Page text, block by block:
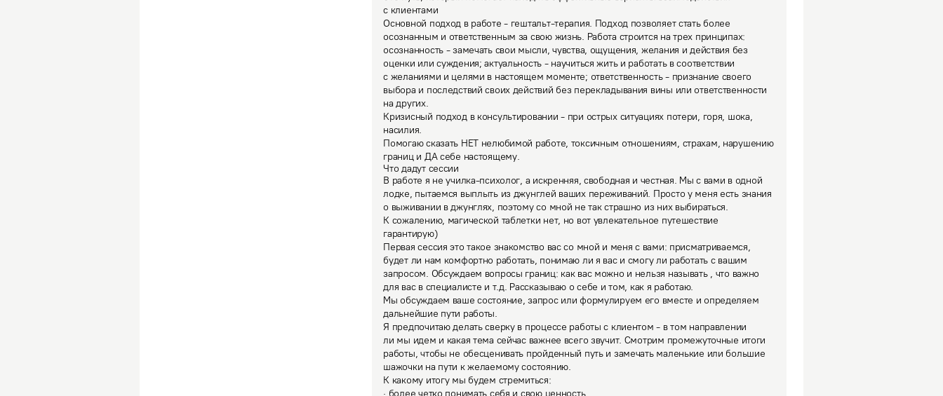
с клиентами
Основной подход в работе - гештальт-терапия. Подход позволяет стать более
осознанным и ответственным за свою жизнь. Работа строится на трех принципах:
осознанность - замечать свои мысли, чувства, ощущения, желания и действия без
оценки или суждения; актуальность - научиться жить и работать в соответствии
с желаниями и целями в настоящем моменте; ответственность - признание своего
выбора и последствий своих действий без перекладывания вины или ответственности
на других.
Кризисный подход в консультировании - при острых ситуациях потери, горя, шока,
насилия.
Помогаю сказать НЕТ нелюбимой работе, токсичным отношениям, страхам, нарушению
границ и ДА себе настоящему.
Что дадут сессии
В работе я не училка-психолог, а искренняя, свободная и честная. Мы с вами в одной
лодке, пытаемся выплыть из джунглей ваших переживаний. Просто у меня есть знания
о выживании в джунглях, поэтому со мной не так страшно из них выбираться.
К сожалению, магической таблетки нет, но вот увлекательное путешествие
гарантирую)
Первая сессия это такое знакомство вас со мной и меня с вами: присматриваемся,
будет ли нам комфортно работать, понимаю ли я вас и смогу ли работать с вашим
запросом. Обсуждаем вопросы границ: как вас можно и нельзя называть , что важно
для вас в специалисте и т.д. Рассказываю о себе и том, как я работаю.
Мы обсуждаем ваше состояние, запрос или формулируем его вместе и определяем
дальнейшие пути работы.
Я предпочитаю делать сверку в процессе работы с клиентом - в том направлении
ли мы идем и какая тема сейчас важнее всего звучит. Смотрим промежуточные итоги
работы, чтобы не обесценивать пройденный путь и замечать маленькие или большие
шажочки на пути к желаемому состоянию.
К какому итогу мы будем стремиться: